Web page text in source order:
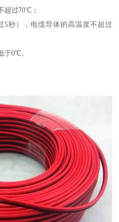
超过70℃；
5秒），电缆导体的高温度不超过
于0℃。